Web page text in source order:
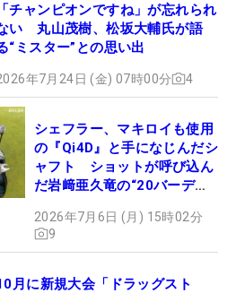
「チャンピオンですね」が忘れられ
い 丸山茂樹、松坂大輔氏が語
“ミスター”との思い出
年7月24日 (金) 07時00分 4
シェフラー、マキロイも使用
の『Qi4D』と手になじんだシ
ャフト ショットが呼び込ん
だ岩﨑亜久竜の“20バーデ
2026年7月6日 (月) 15時02分
9
月に新規大会「ドラッグスト